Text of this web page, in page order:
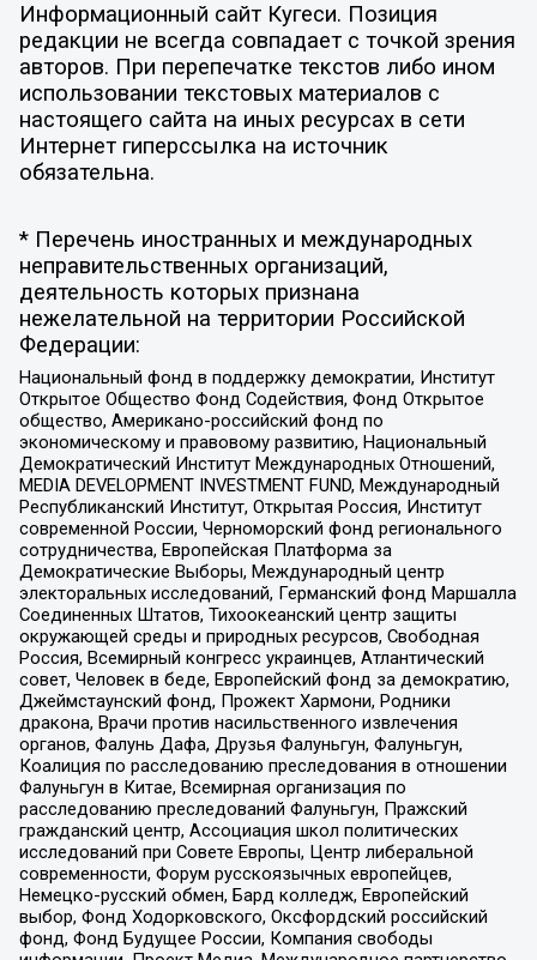
Информационный сайт Кугеси. Позиция
редакции не всегда совпадает с точкой зрения
авторов. При перепечатке текстов либо ином
использовании текстовых материалов с
настоящего сайта на иных ресурсах в сети
Интернет гиперссылка на источник
обязательна.
* Перечень иностранных и международных
неправительственных организаций,
деятельность которых признана
нежелательной на территории Российской
Федерации:
Национальный фонд в поддержку демократии, Институт
Открытое Общество Фонд Содействия, Фонд Открытое
общество, Американо-российский фонд по
экономическому и правовому развитию, Национальный
Демократический Институт Международных Отношений,
MEDIA DEVELOPMENT INVESTMENT FUND, Международный
Республиканский Институт, Открытая Россия, Институт
современной России, Черноморский фонд регионального
сотрудничества, Европейская Платформа за
Демократические Выборы, Международный центр
электоральных исследований, Германский фонд Маршалла
Соединенных Штатов, Тихоокеанский центр защиты
окружающей среды и природных ресурсов, Свободная
Россия, Всемирный конгресс украинцев, Атлантический
совет, Человек в беде, Европейский фонд за демократию,
Джеймстаунский фонд, Прожект Хармони, Родники
дракона, Врачи против насильственного извлечения
органов, Фалунь Дафа, Друзья Фалуньгун, Фалуньгун,
Коалиция по расследованию преследования в отношении
Фалуньгун в Китае, Всемирная организация по
расследованию преследований Фалуньгун, Пражский
гражданский центр, Ассоциация школ политических
исследований при Совете Европы, Центр либеральной
современности, Форум русскоязычных европейцев,
Немецко-русский обмен, Бард колледж, Европейский
выбор, Фонд Ходорковского, Оксфордский российский
фонд, Фонд Будущее России, Компания свободы